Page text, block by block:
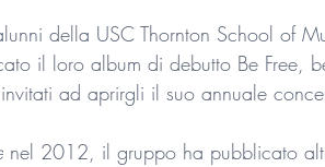
della USC Thornton School of
il loro album di debutto Be Free,
ad aprirgli il suo annuale
nel 2012, il gruppo ha pubblicato